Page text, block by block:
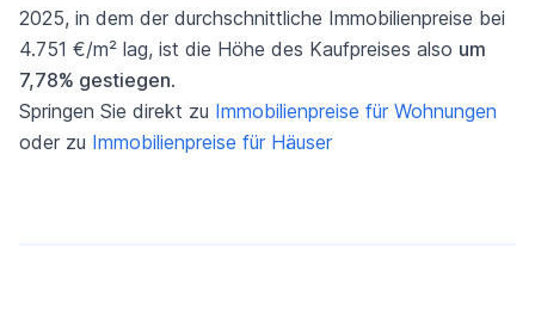
2025, in dem der durchschnittliche Immobilienpreise bei
4.751 €/m² lag, ist die Höhe des Kaufpreises also um
7,78% gestiegen.
Springen Sie direkt zu Immobilienpreise für Wohnungen
oder zu Immobilienpreise für Häuser